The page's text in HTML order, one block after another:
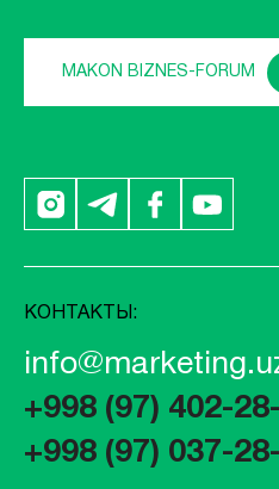
MAKON BIZNES-FORUM
КОНТАКТЫ:
+998 (97) 402-
+998 (97) 037-